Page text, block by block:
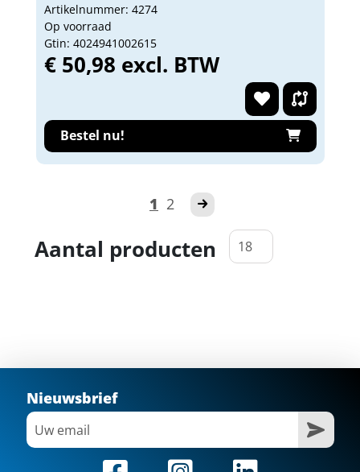
Artikelnummer: 4274
Op voorraad
Gtin: 4024941002615
€ 50,98 excl. BTW
Bestel nu!
1 2
Aantal producten
Nieuwsbrief